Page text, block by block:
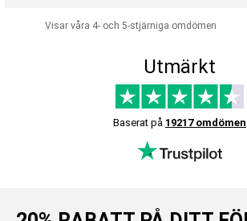
Visar våra 4- och 5-stjärniga omdömen
Utmärkt
Baserat på 19217 omdömen